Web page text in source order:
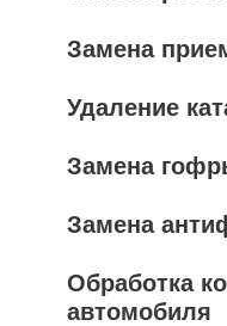
Замена
Удаление
Замена
Замена
Обработка
автомобиля